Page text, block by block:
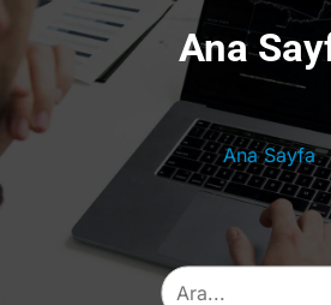
Ana
Ana Sayfa